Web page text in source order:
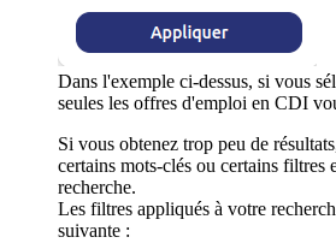
Dans l'exemple ci-dessus, si vous
seules les offres d'emploi en CDI
Si vous obtenez trop peu de
certains mots-clés ou certains filtres
recherche.
Les filtres appliqués à votre
suivante :